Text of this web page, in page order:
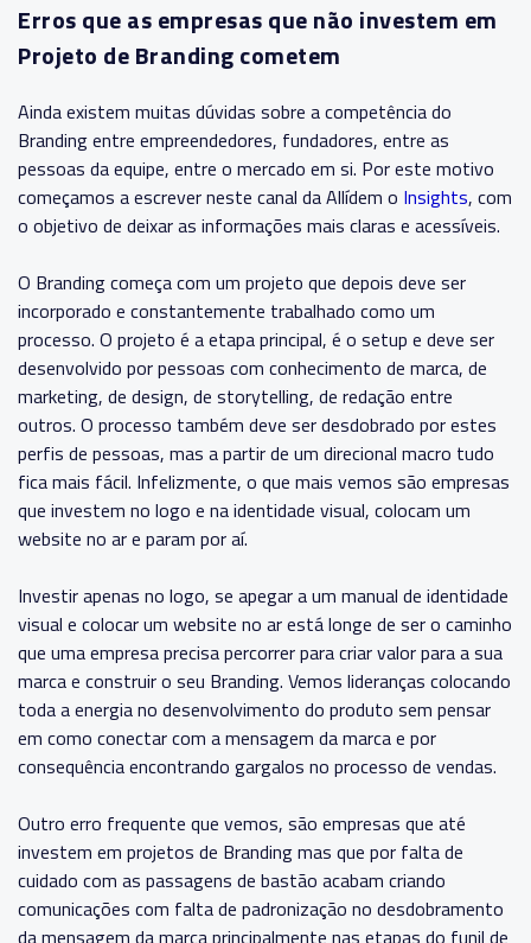
Erros que as empresas que não investem em
Projeto de Branding cometem
Ainda existem muitas dúvidas sobre a competência do
Branding entre empreendedores, fundadores, entre as
pessoas da equipe, entre o mercado em si. Por este motivo
começamos a escrever neste canal da Allídem o Insights, com
o objetivo de deixar as informações mais claras e acessíveis.
O Branding começa com um projeto que depois deve ser
incorporado e constantemente trabalhado como um
processo. O projeto é a etapa principal, é o setup e deve ser
desenvolvido por pessoas com conhecimento de marca, de
marketing, de design, de storytelling, de redação entre
outros. O processo também deve ser desdobrado por estes
perfis de pessoas, mas a partir de um direcional macro tudo
fica mais fácil. Infelizmente, o que mais vemos são empresas
que investem no logo e na identidade visual, colocam um
website no ar e param por aí.
Investir apenas no logo, se apegar a um manual de identidade
visual e colocar um website no ar está longe de ser o caminho
que uma empresa precisa percorrer para criar valor para a sua
marca e construir o seu Branding. Vemos lideranças colocando
toda a energia no desenvolvimento do produto sem pensar
em como conectar com a mensagem da marca e por
consequência encontrando gargalos no processo de vendas.
Outro erro frequente que vemos, são empresas que até
investem em projetos de Branding mas que por falta de
cuidado com as passagens de bastão acabam criando
comunicações com falta de padronização no desdobramento
da mensagem da marca principalmente nas etapas do funil de